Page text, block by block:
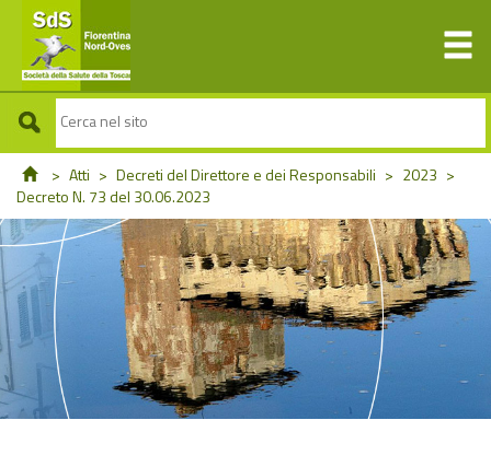
> Atti > Decreti del Direttore e dei Responsabili > 2023 >
Decreto N. 73 del 30.06.2023